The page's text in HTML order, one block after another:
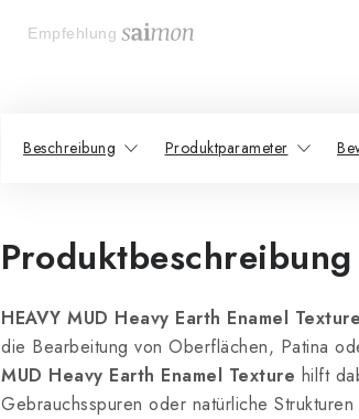
Empfehlung
Beschreibung Produktparameter
Produktbeschreibung
HEAVY MUD Heavy Earth Enamel
die Bearbeitung von Oberflächen, Patina
MUD Heavy Earth Enamel Texture hilft
Gebrauchsspuren oder natürliche